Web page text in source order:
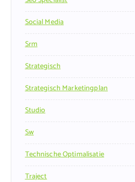
Social Media
Srm
Strategisch
Strategisch Marketingplan
Studio
Sw
Technische Optimalisatie
Traject